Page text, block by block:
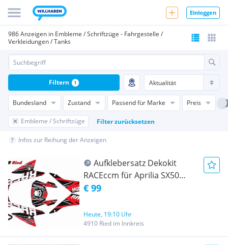
Einloggen
986 Anzeigen in Embleme / Schriftzüge - Fahrgestelle /
Verkleidungen / Tanks
Bundesland Zustand Passend für Marke Preis
Embleme / Schriftzüge Filter zurücksetzen
Filtern 1
Infos zur Reihung der Anzeigen
Aufklebersatz Dekokit
RACEccm für Aprilia SX50
2018 bis 2021 Euro4
€ 99
Heute, 19:10 Uhr
4910 Ried im Innkreis